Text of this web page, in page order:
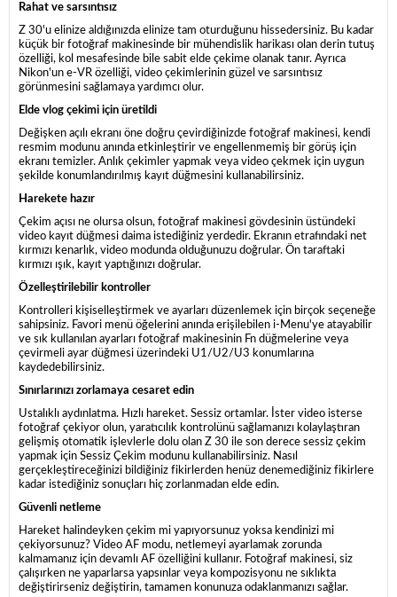
Rahat ve sarsıntısız
Z 30'u elinize aldığınızda elinize tam oturduğunu hissedersiniz. Bu kadar
küçük bir fotoğraf makinesinde bir mühendislik harikası olan derin tutuş
özelliği, kol mesafesinde bile sabit elde çekime olanak tanır. Ayrıca
Nikon'un e-VR özelliği, video çekimlerinin güzel ve sarsıntısız
görünmesini sağlamaya yardımcı olur.
Elde vlog çekimi için üretildi
Değişken açılı ekranı öne doğru çevirdiğinizde fotoğraf makinesi, kendi
resmim modunu anında etkinleştirir ve engellenmemiş bir görüş için
ekranı temizler. Anlık çekimler yapmak veya video çekmek için uygun
şekilde konumlandırılmış kayıt düğmesini kullanabilirsiniz.
Harekete hazır
Çekim açısı ne olursa olsun, fotoğraf makinesi gövdesinin üstündeki
video kayıt düğmesi daima istediğiniz yerdedir. Ekranın etrafındaki net
kırmızı kenarlık, video modunda olduğunuzu doğrular. Ön taraftaki
kırmızı ışık, kayıt yaptığınızı doğrular.
Özelleştirilebilir kontroller
Kontrolleri kişiselleştirmek ve ayarları düzenlemek için birçok seçeneğe
sahipsiniz. Favori menü öğelerini anında erişilebilen i-Menu'ye atayabilir
ve sık kullanılan ayarları fotoğraf makinesinin Fn düğmelerine veya
çevirmeli ayar düğmesi üzerindeki U1/U2/U3 konumlarına
kaydedebilirsiniz.
Sınırlarınızı zorlamaya cesaret edin
Ustalıklı aydınlatma. Hızlı hareket. Sessiz ortamlar. İster video isterse
fotoğraf çekiyor olun, yaratıcılık kontrolünü sağlamanızı kolaylaştıran
gelişmiş otomatik işlevlerle dolu olan Z 30 ile son derece sessiz çekim
yapmak için Sessiz Çekim modunu kullanabilirsiniz. Nasıl
gerçekleştireceğinizi bildiğiniz fikirlerden henüz denemediğiniz fikirlere
kadar istediğiniz sonuçları hiç zorlanmadan elde edin.
Güvenli netleme
Hareket halindeyken çekim mi yapıyorsunuz yoksa kendinizi mi
çekiyorsunuz? Video AF modu, netlemeyi ayarlamak zorunda
kalmamanız için devamlı AF özelliğini kullanır. Fotoğraf makinesi, siz
çalışırken ne yaparlarsa yapsınlar veya kompozisyonu ne sıklıkta
değiştirirseniz değiştirin, tamamen konunuza odaklanmanızı sağlar.